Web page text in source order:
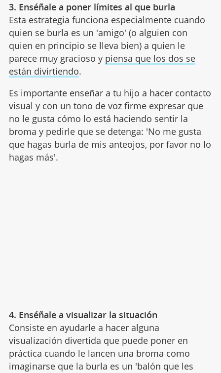
3. Enséñale a poner límites al que burla
Esta estrategia funciona especialmente cuando
quien se burla es un 'amigo' (o alguien con
quien en principio se lleva bien) a quien le
parece muy gracioso y piensa que los dos se
están divirtiendo.
Es importante enseñar a tu hijo a hacer contacto
visual y con un tono de voz firme expresar que
no le gusta cómo lo está haciendo sentir la
broma y pedirle que se detenga: 'No me gusta
que hagas burla de mis anteojos, por favor no lo
hagas más'.
4. Enséñale a visualizar la situación
Consiste en ayudarle a hacer alguna
visualización divertida que puede poner en
práctica cuando le lancen una broma como
imaginarse que la burla es un 'balón que les